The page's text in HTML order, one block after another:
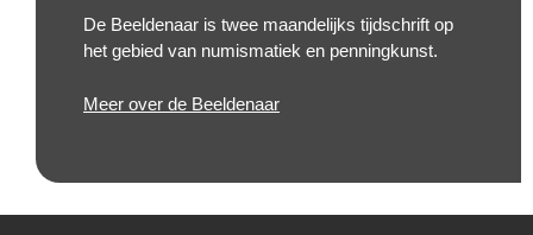
De Beeldenaar is twee maandelijks tijdschrift op
het gebied van numismatiek en penningkunst.
Meer over de Beeldenaar